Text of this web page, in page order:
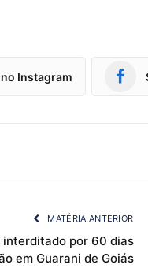
Instagram
MATÉRIA ANTERIOR
interditado por 60 dias
em Guarani de Goiás